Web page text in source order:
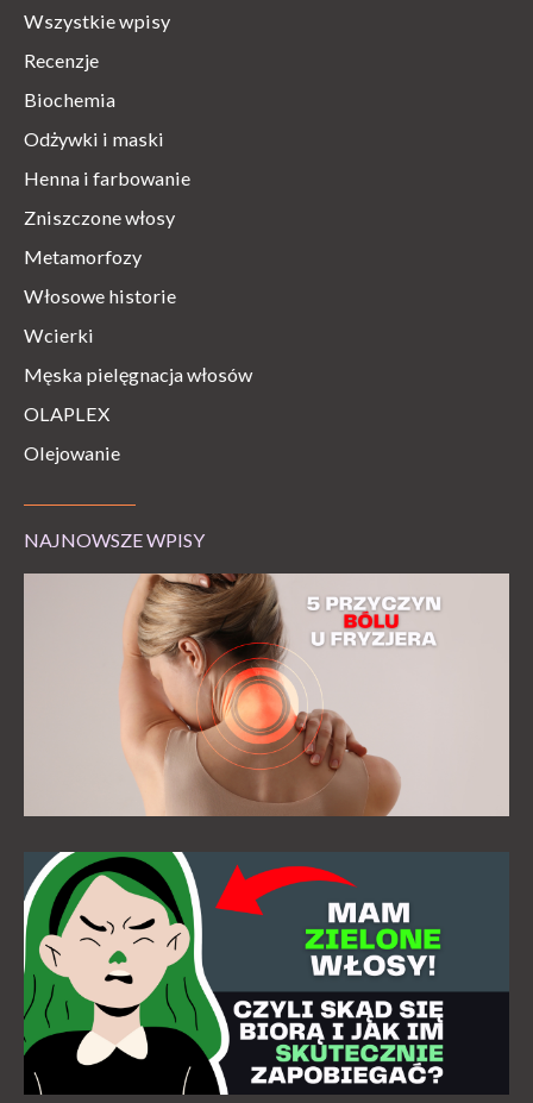
Wszystkie wpisy
Recenzje
Biochemia
Odżywki i maski
Henna i farbowanie
Zniszczone włosy
Metamorfozy
Włosowe historie
Wcierki
Męska pielęgnacja włosów
OLAPLEX
Olejowanie
NAJNOWSZE WPISY